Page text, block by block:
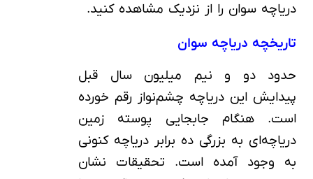
دریاچه سوان را از نزدیک مشاهده کنید.
تاریخچه دریاچه سوان
حدود دو و نیم میلیون سال قبل
پیدایش این دریاچه چشم‌نواز رقم خورده
است. هنگام جابجایی پوسته زمین
دریاچه‌ای به بزرگی ده برابر دریاچه کنونی
به وجود آمده است. تحقیقات نشان